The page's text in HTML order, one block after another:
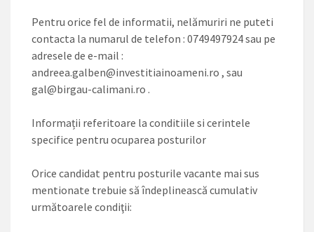
Pentru orice fel de informatii, nelămuriri ne puteti
contacta la numarul de telefon : 0749497924 sau pe
adresele de e-mail :
andreea.galben@investitiainoameni.ro , sau
gal@birgau-calimani.ro .
Informații referitoare la conditiile si cerintele
specifice pentru ocuparea posturilor
Orice candidat pentru posturile vacante mai sus
mentionate trebuie să îndeplinească cumulativ
următoarele condiţii: